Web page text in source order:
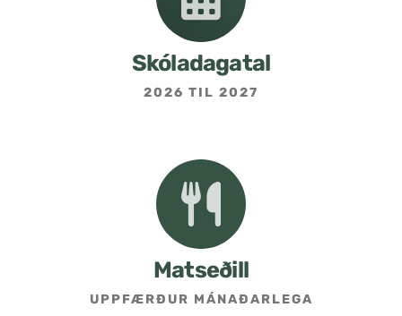
Skóladagatal
2026 TIL 2027
Matseðill
UPPFÆRÐUR MÁNAÐARLEGA
Áætlanir og stefnur